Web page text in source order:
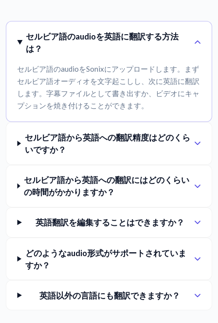
セルビア語のaudioを英語に翻訳する方法
は？
セルビア語のaudioをSonixにアップロードします。まず
セルビア語オーディオを文字起こしし、次に英語に翻訳
します。字幕ファイルとして書き出すか、ビデオにキャ
プションを焼き付けることができます。
セルビア語から英語への翻訳精度はどのくら
いですか？
セルビア語から英語への翻訳にはどのくらい
の時間がかかりますか？
英語翻訳を編集することはできますか？
どのようなaudio形式がサポートされていま
すか？
英語以外の言語にも翻訳できますか？